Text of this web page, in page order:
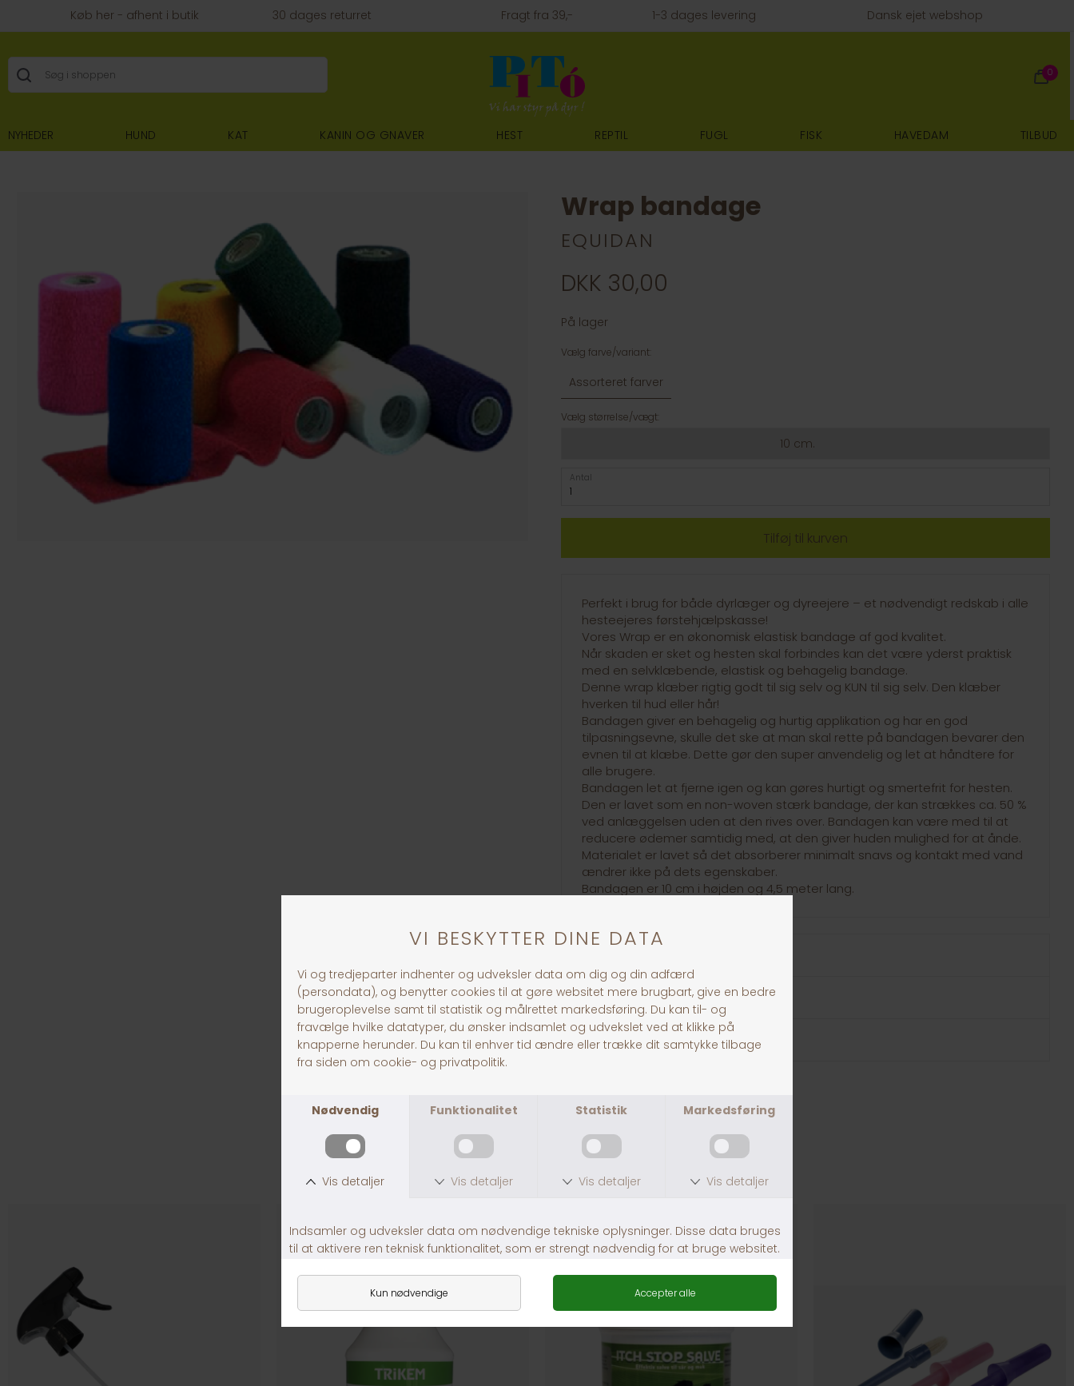
Køb her - afhent i butik 30 dages returret Fragt fra 39,- 1-3 dages levering Dansk ejet webshop
0
NYHEDER HUND KAT KANIN OG GNAVER HEST REPTIL FUGL FISK HAVEDAM TILBUD
Wrap bandage
EQUIDAN
DKK 30,00
På lager
Vælg farve/variant:
Assorteret farver
Vælg størrelse/vægt:
10 cm.
Antal
Perfekt i brug for både dyrlæger og dyreejere – et nødvendigt redskab i alle
hesteejeres førstehjælpskasse!
Vores Wrap er en økonomisk elastisk bandage af god kvalitet.
Når skaden er sket og hesten skal forbindes kan det være yderst praktisk
med en selvklæbende, elastisk og behagelig bandage.
Denne wrap klæber rigtig godt til sig selv og KUN til sig selv. Den klæber
hverken til hud eller hår!
Bandagen giver en behagelig og hurtig applikation og har en god
tilpasningsevne, skulle det ske at man skal rette på bandagen bevarer den
evnen til at klæbe. Dette gør den super anvendelig og let at håndtere for
alle brugere.
Bandagen let at fjerne igen og kan gøres hurtigt og smertefrit for hesten.
Den er lavet som en non-woven stærk bandage, der kan strækkes ca. 50 %
ved anlæggelsen uden at den rives over. Bandagen kan være med til at
reducere ødemer samtidig med, at den giver huden mulighed for at ånde.
Materialet er lavet så det absorberer minimalt snavs og kontakt med vand
ændrer ikke på dets egenskaber.
Bandagen er 10 cm i højden og 4,5 meter lang.
Fragt fra 39,-
1-3 dages levering
ANDRE KØBTE OGSÅ